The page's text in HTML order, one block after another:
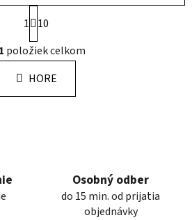
O
v
á
d
S
t
r
á
n
k
1
10
položiek celkom
HORE
Osobný odber
do 15 min. od prijatia
objednávky